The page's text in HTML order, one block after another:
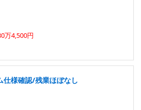
万4,500円
仕様確認/残業ほぼなし